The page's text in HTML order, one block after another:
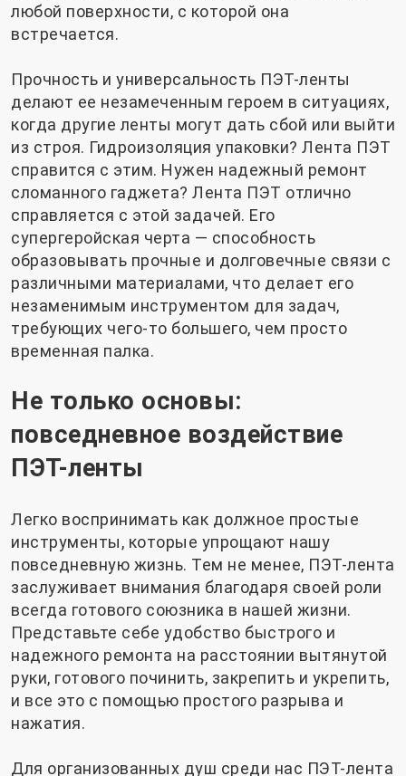
любой поверхности, с которой она
встречается.
Прочность и универсальность ПЭТ-ленты
делают ее незамеченным героем в ситуациях,
когда другие ленты могут дать сбой или выйти
из строя. Гидроизоляция упаковки? Лента ПЭТ
справится с этим. Нужен надежный ремонт
сломанного гаджета? Лента ПЭТ отлично
справляется с этой задачей. Его
супергеройская черта — способность
образовывать прочные и долговечные связи с
различными материалами, что делает его
незаменимым инструментом для задач,
требующих чего-то большего, чем просто
временная палка.
Не только основы:
повседневное воздействие
ПЭТ-ленты
Легко воспринимать как должное простые
инструменты, которые упрощают нашу
повседневную жизнь. Тем не менее, ПЭТ-лента
заслуживает внимания благодаря своей роли
всегда готового союзника в нашей жизни.
Представьте себе удобство быстрого и
надежного ремонта на расстоянии вытянутой
руки, готового починить, закрепить и укрепить,
и все это с помощью простого разрыва и
нажатия.
Для организованных душ среди нас ПЭТ-лента